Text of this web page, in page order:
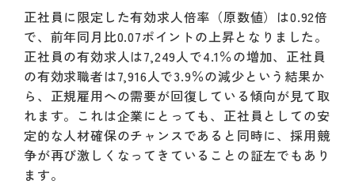
正社員に限定した有効求人倍率（原数値）は0.92倍
で、前年同月比0.07ポイントの上昇となりました。
正社員の有効求人は7,249人で4.1％の増加、正社員
の有効求職者は7,916人で3.9％の減少という結果か
ら、正規雇用への需要が回復している傾向が見て取
れます。これは企業にとっても、正社員としての安
定的な人材確保のチャンスであると同時に、採用競
争が再び激しくなってきていることの証左でもあり
ます。